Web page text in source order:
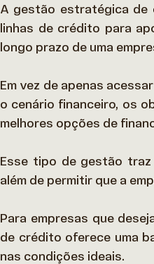
A gestão estratégica de
linhas de crédito para
longo prazo de uma
Em vez de apenas
o cenário financeiro, os
melhores opções de
Esse tipo de gestão
além de permitir que a
Para empresas que
de crédito oferece uma
nas condições ideais.